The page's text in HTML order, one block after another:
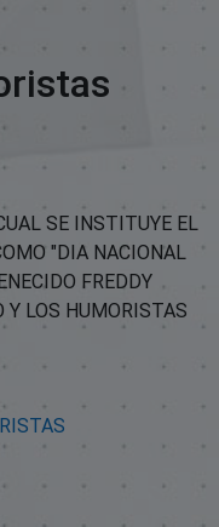
SE INSTITUYE EL
"DIA NACIONAL
FREDDY
Y LOS HUMORISTAS